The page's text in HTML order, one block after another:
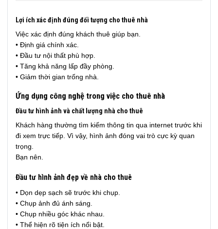
Lợi ích xác định đúng đối tượng cho thuê nhà
Việc xác định đúng khách thuê giúp bạn.
• Định giá chính xác.
• Đầu tư nội thất phù hợp.
• Tăng khả năng lấp đầy phòng.
• Giảm thời gian trống nhà.
Ứng dụng công nghệ trong việc cho thuê nhà
Đầu tư hình ảnh và chất lượng nhà cho thuê
Khách hàng thường tìm kiếm thông tin qua internet trước khi
đi xem trực tiếp. Vì vậy, hình ảnh đóng vai trò cực kỳ quan
trọng.
Bạn nên.
Đầu tư hình ảnh đẹp về nhà cho thuê
• Dọn dẹp sạch sẽ trước khi chụp.
• Chụp ảnh đủ ánh sáng.
• Chụp nhiều góc khác nhau.
• Thể hiện rõ tiện ích nổi bật.